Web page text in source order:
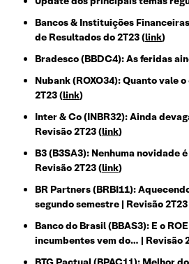
Bancos & Instituições
de Resultados do 2T23 (link)
Bradesco (BBDC4): As feridas
Nubank (ROXO34): Quanto vale
2T23 (link)
Inter & Co (INBR32): Ainda
Revisão 2T23 (link)
B3 (B3SA3): Nenhuma novidade
Revisão 2T23 (link)
BR Partners (BRBI11):
segundo semestre | Revisão
Banco do Brasil (BBAS3): E o
incumbentes vem do… | Revisão